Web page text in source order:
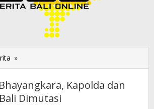
»
Hari
Kapolda
dan
Kapolda dan
Dimutasi